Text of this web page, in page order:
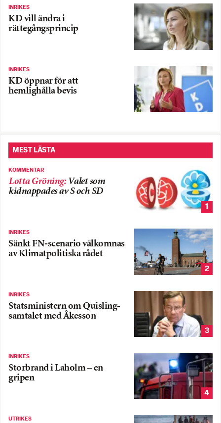
INRIKES
KD vill ändra i
rättegångsprincip
INRIKES
KD öppnar för att
hemlighålla bevis
MEST LÄSTA
KOMMENTAR
Lotta Gröning: Valet som
kidnappades av S och SD
1
INRIKES
Sänkt FN-scenario välkomnas
av Klimatpolitiska rådet
2
INRIKES
Statsministern om Quisling-
samtalet med Åkesson
3
INRIKES
Storbrand i Laholm – en
gripen
4
UTRIKES